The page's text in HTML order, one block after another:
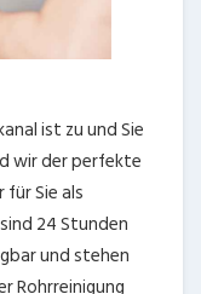
ist zu und Sie
wir der perfekte
Sie als
24 Stunden
und stehen
Rohrreinigung